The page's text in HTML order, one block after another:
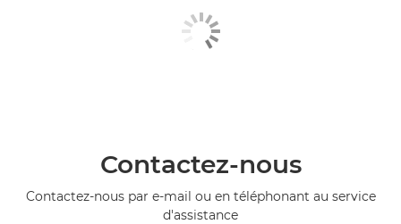
Contactez-nous
Contactez-nous par e-mail ou en téléphonant au service
d'assistance